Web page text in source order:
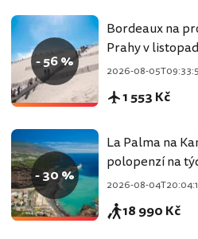
- 56 %
Bordeaux na
Prahy v
2026-08-
1 553 Kč
- 30 %
La Palma na
polopenzí na
2026-08-
18 990 Kč